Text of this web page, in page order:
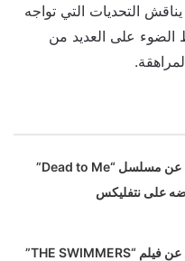
التحديات التي تواجه
الضوء على العديد من
كل ما تريد معرفته عن مسلسل “Dead to Me”
على نتفليكس
كل ما تريد معرفته عن فيلم “THE SWIMMERS”